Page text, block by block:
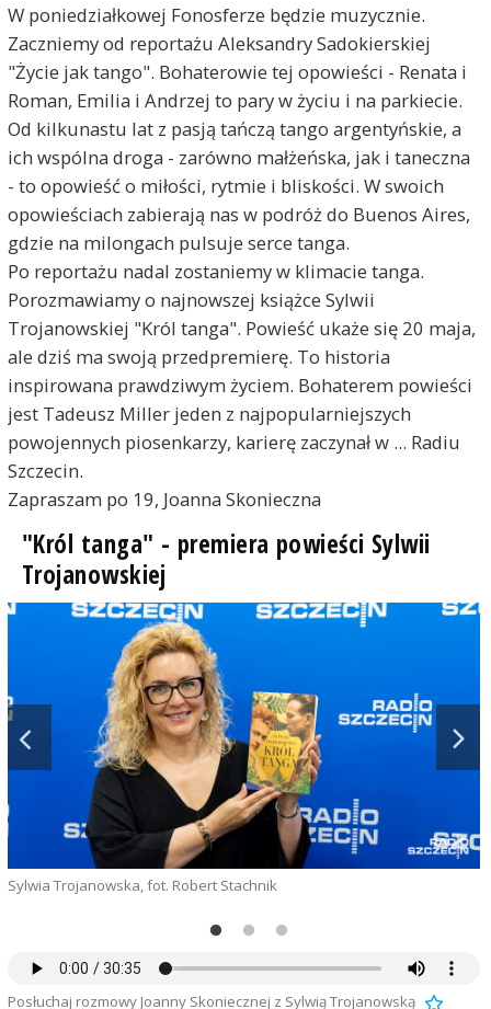
W poniedziałkowej Fonosferze będzie muzycznie.
Zaczniemy od reportażu Aleksandry Sadokierskiej
"Życie jak tango". Bohaterowie tej opowieści - Renata i
Roman, Emilia i Andrzej to pary w życiu i na parkiecie.
Od kilkunastu lat z pasją tańczą tango argentyńskie, a
ich wspólna droga - zarówno małżeńska, jak i taneczna
- to opowieść o miłości, rytmie i bliskości. W swoich
opowieściach zabierają nas w podróż do Buenos Aires,
gdzie na milongach pulsuje serce tanga.
Po reportażu nadal zostaniemy w klimacie tanga.
Porozmawiamy o najnowszej książce Sylwii
Trojanowskiej "Król tanga". Powieść ukaże się 20 maja,
ale dziś ma swoją przedpremierę. To historia
inspirowana prawdziwym życiem. Bohaterem powieści
jest Tadeusz Miller jeden z najpopularniejszych
powojennych piosenkarzy, karierę zaczynał w ... Radiu
Szczecin.
Zapraszam po 19, Joanna Skonieczna
"Król tanga" - premiera powieści Sylwii
Trojanowskiej
Sylwia Trojanowska, fot. Robert Stachnik
Posłuchaj rozmowy Joanny Skoniecznej z Sylwią Trojanowską